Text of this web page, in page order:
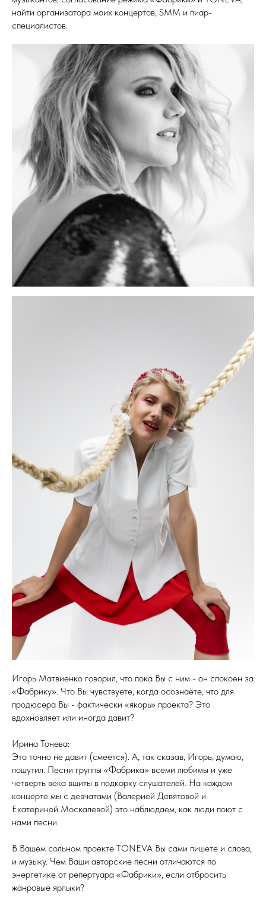
найти организатора моих концертов, SMM и пиар-
специалистов.
Игорь Матвиенко говорил, что пока Вы с ним - он спокоен за
«Фабрику». Что Вы чувствуете, когда осознаёте, что для
продюсера Вы - фактически «якорь» проекта? Это
вдохновляет или иногда давит?
Ирина Тонева:
Это точно не давит (смеется). А, так сказав, Игорь, думаю,
пошутил. Песни группы «Фабрика» всеми любимы и уже
четверть века вшиты в подкорку слушателей. На каждом
концерте мы с девчатами (Валерией Девятовой и
Екатериной Москалевой) это наблюдаем, как люди поют с
нами песни.
В Вашем сольном проекте TONEVA Вы сами пишете и слова,
и музыку. Чем Ваши авторские песни отличаются по
энергетике от репертуара «Фабрики», если отбросить
жанровые ярлыки?